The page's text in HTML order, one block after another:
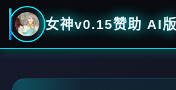
女神v0.15赞助 AI版